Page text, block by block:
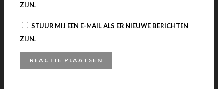
ZIJN.
STUUR MIJ EEN E-MAIL ALS ER NIEUWE BERICHTEN
ZIJN.